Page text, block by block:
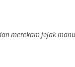
merekam jejak